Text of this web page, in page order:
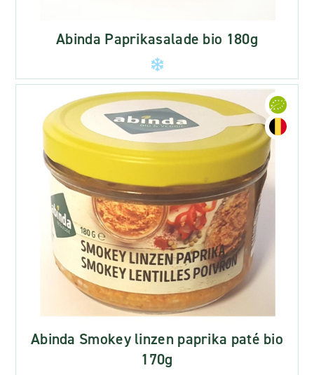
Abinda Paprikasalade bio 180g
Abinda Smokey linzen paprika paté bio
170g